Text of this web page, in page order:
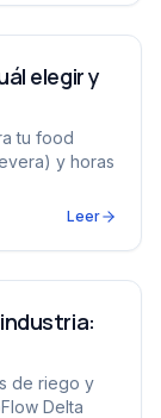
y cómo
elegir y
tu food
y horas
Leer
bombas,
de riego y
Delta